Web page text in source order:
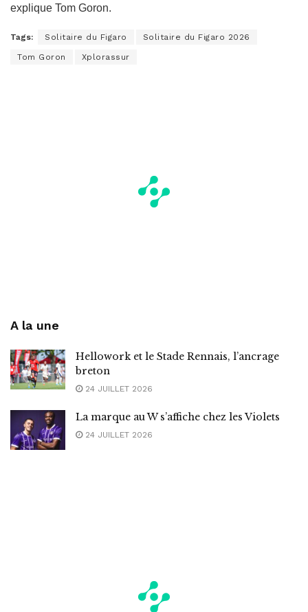
explique Tom Goron.
Tags: Solitaire du Figaro Solitaire du Figaro 2026
Tom Goron Xplorassur
A la une
Hellowork et le Stade Rennais, l’ancrage
breton
24 JUILLET 2026
La marque au W s’affiche chez les Violets
24 JUILLET 2026